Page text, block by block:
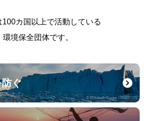
100カ国以上で活動している
環境保全団体です。
ぐ
© Elisabeth Kruger / WWF-US